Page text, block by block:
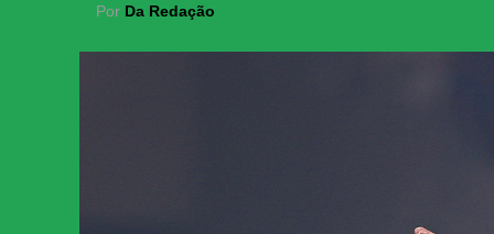
Por Da Redação